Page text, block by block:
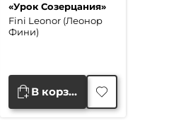
«Урок Созерцания»
Fini Leonor (Леонор
Фини)
цена
составляла
цена:
35,000 ₽.
В корзину